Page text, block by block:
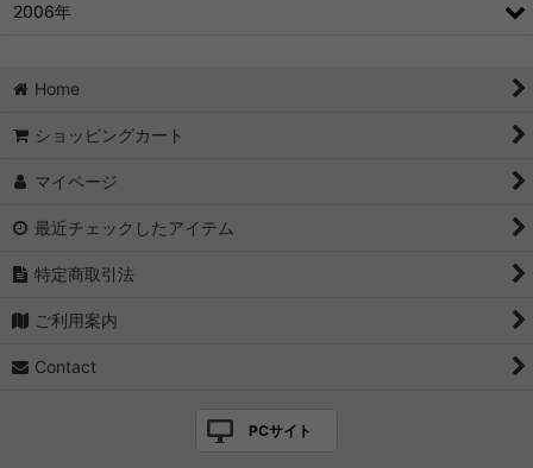
2006年
Home
ショッピングカート
マイページ
最近チェックしたアイテム
特定商取引法
ご利用案内
Contact
PCサイト